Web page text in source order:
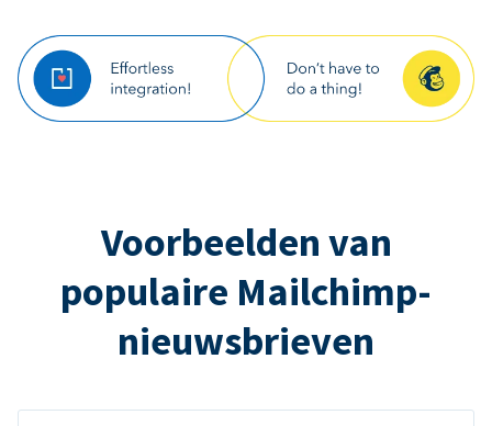
Voorbeelden van
populaire Mailchimp-
nieuwsbrieven